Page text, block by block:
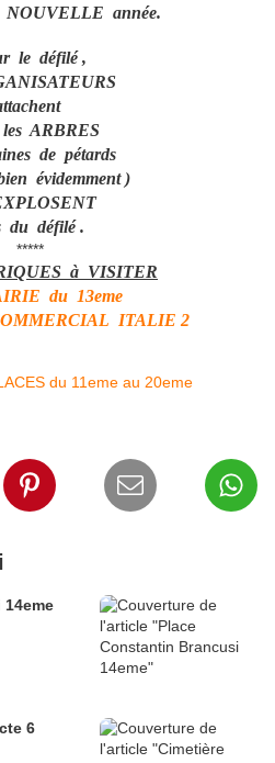
année.
le défilé ,
ARBRES
de pétards
évidemment )
du défilé .
*****
à VISITER
du 13eme
ITALIE 2
du 11eme au 20eme
6